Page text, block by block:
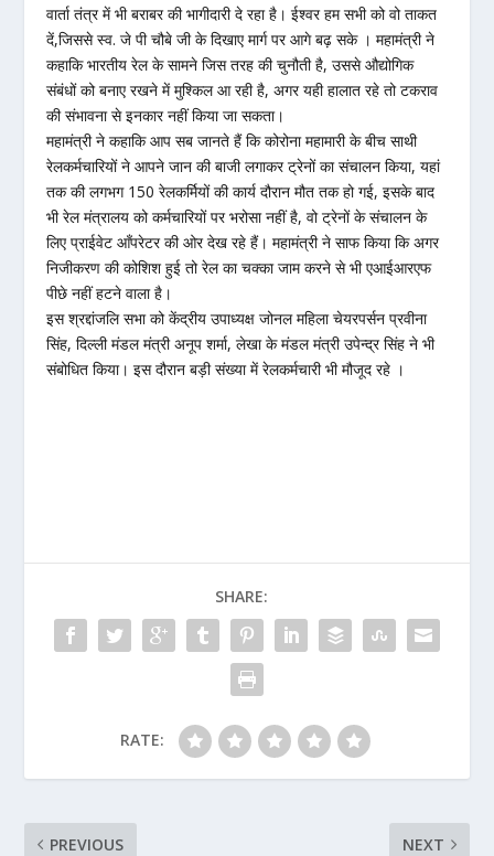
वार्ता तंत्र में भी बराबर की भागीदारी दे रहा है। ईश्वर हम सभी को वो ताकत
दें,जिससे स्व. जे पी चौबे जी के दिखाए मार्ग पर आगे बढ़ सके । महामंत्री ने
कहाकि भारतीय रेल के सामने जिस तरह की चुनौती है, उससे औद्योगिक
संबंधों को बनाए रखने में मुश्किल आ रही है, अगर यही हालात रहे तो टकराव
की संभावना से इनकार नहीं किया जा सकता।
महामंत्री ने कहाकि आप सब जानते हैं कि कोरोना महामारी के बीच साथी
रेलकर्मचारियों ने आपने जान की बाजी लगाकर ट्रेनों का संचालन किया, यहां
तक की लगभग 150 रेलकर्मियों की कार्य दौरान मौत तक हो गई, इसके बाद
भी रेल मंत्रालय को कर्मचारियों पर भरोसा नहीं है, वो ट्रेनों के संचालन के
लिए प्राईवेट आँपरेटर की ओर देख रहे हैं। महामंत्री ने साफ किया कि अगर
निजीकरण की कोशिश हुई तो रेल का चक्का जाम करने से भी एआईआरएफ
पीछे नहीं हटने वाला है।
इस श्रद्दांजलि सभा को केंद्रीय उपाध्यक्ष जोनल महिला चेयरपर्सन प्रवीना
सिंह, दिल्ली मंडल मंत्री अनूप शर्मा, लेखा के मंडल मंत्री उपेन्द्र सिंह ने भी
संबोधित किया। इस दौरान बड़ी संख्या में रेलकर्मचारी भी मौजूद रहे ।
SHARE:
RATE:
PREVIOUS NEXT